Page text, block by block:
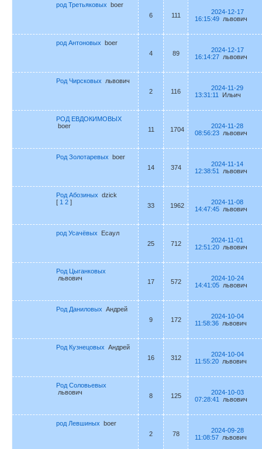
род Третьяковых boer
6
111
2024-12-17
16:15:49 львович
род Антоновых boer
4
89
2024-12-17
16:14:27 львович
Род Чирсковых
львович
2
116
2024-11-29
13:31:11
Ильич
РОД ЕВДОКИМОВЫХ
boer
11 1704
2024-11-28
08:56:23 львович
Род Золотаревых boer
14
374
2024-11-14
12:38:51
львович
Род Абозиных dzick
[ 1 2 ] 33 1962
2024-11-08
14:47:45 львович
род Усачёвых
Есаул
25
712
2024-11-01
12:51:20 львович
Род Цыганковых
львович
17 572
2024-10-24
14:41:05 львович
Род Даниловых Андрей
9
172
2024-10-04
11:58:36 львович
Род Кузнецовых Андрей
16
312
2024-10-04
11:55:20 львович
Род Соловьевых
львович
8 125
2024-10-03
07:28:41
львович
род Левшиных boer
2
78
2024-09-28
11:08:57 львович